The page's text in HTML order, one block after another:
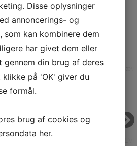
PRODUKTER
M FARVE (45977 -
Disse oplysninger
annoncerings- og
som kan kombinere dem
har givet dem eller
gennem din brug af deres
klikke på 'OK' giver du
formål.
brug af cookies og
her.